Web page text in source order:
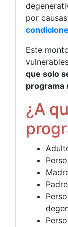
por
Este
que solo
programa
¿A